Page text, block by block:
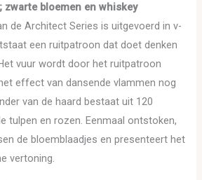
zwarte bloemen en whiskey
de Architect Series is uitgevoerd in v-
een ruitpatroon dat doet denken
vuur wordt door het ruitpatroon
effect van dansende vlammen nog
van de haard bestaat uit 120
tulpen en rozen. Eenmaal ontstoken,
de bloemblaadjes en presenteert het
vertoning.